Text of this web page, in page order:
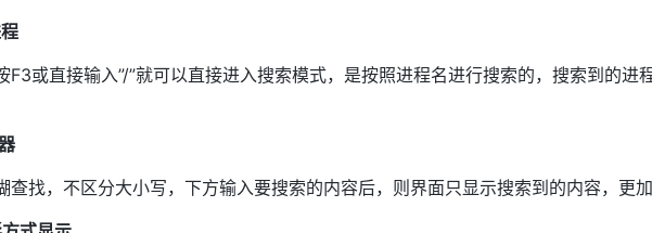
F3或直接输入”/”就可以直接进入搜索模式，是按照进程名进行搜索的，搜索到的进
查找，不区分大小写，下方输入要搜索的内容后，则界面只显示搜索到的内容，更